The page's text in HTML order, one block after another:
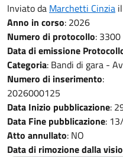
Inviato da Marchetti Cinzia
Anno in corso: 2026
Numero di protocollo: 3300
Data di emissione
Categoria: Bandi di gara -
Numero di inserimento:
2026000125
Data Inizio pubblicazione:
Data Fine pubblicazione:
Atto annullato: NO
Data di rimozione dalla